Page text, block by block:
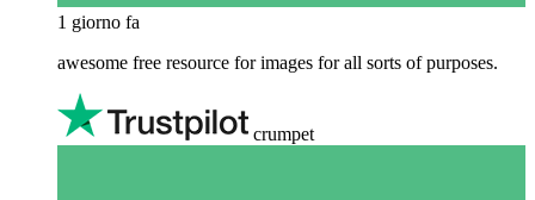
1 giorno fa
awesome free resource for images for all sorts of purposes.
crumpet